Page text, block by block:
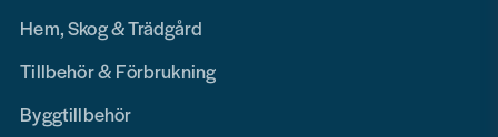
Hem, Skog & Trädgård
Tillbehör & Förbrukning
Byggtillbehör